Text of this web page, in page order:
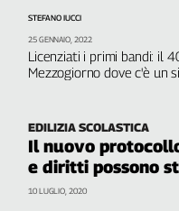
trasmissioni
Work
nel
Lavoro
Territori
Licenziati i primi bandi: il
Mezzogiorno dove c'è un
STEFANO IUCCI
25 GENNAIO, 2022
EDILIZIA SCOLASTICA
Il nuovo
e diritti possono
10 LUGLIO, 2020